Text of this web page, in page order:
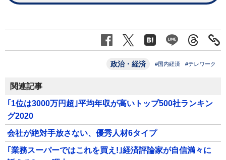
政治・経済 #国内経済 #テレワーク
関連記事
｢1位は3000万円超｣平均年収が高いトップ500社ランキン
グ2020
会社が絶対手放さない、優秀人材6タイプ
｢業務スーパーではこれを買え!｣経済評論家が自信満々に